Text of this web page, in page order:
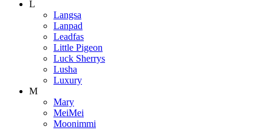
L
Langsa
Lanpad
Leadfas
Little Pigeon
Luck Sherrys
Lusha
Luxury
M
Mary
MeiMei
Moonimmi